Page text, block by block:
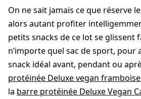
On ne sait jamais ce que réserve
alors autant profiter
petits snacks de ce lot se glissent
n’importe quel sac de sport, pour
snack idéal avant, pendant ou
protéinée Deluxe vegan
la barre protéinée Deluxe Vegan